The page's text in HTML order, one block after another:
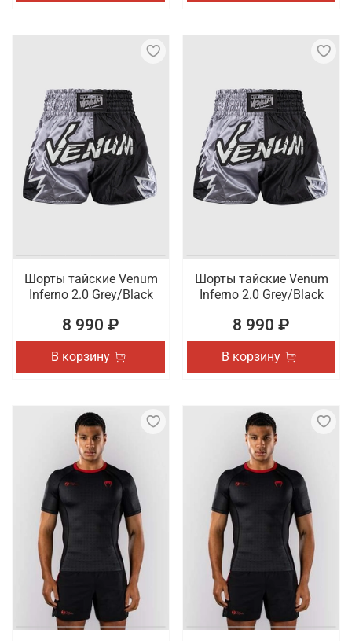
Шорты тайские Venum
Inferno 2.0 Grey/Black
8 990 ₽
В корзину
Шорты тайские Venum
Inferno 2.0 Grey/Black
8 990 ₽
В корзину